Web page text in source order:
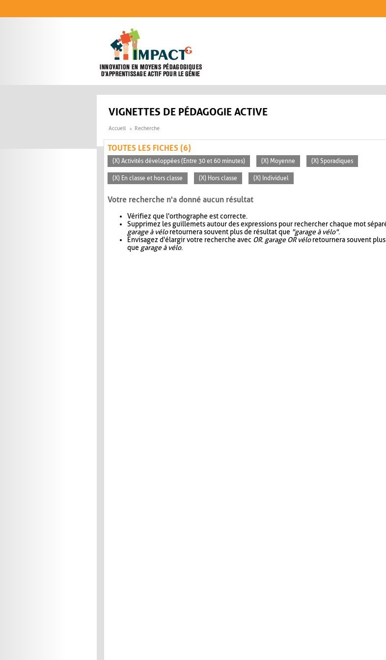
VIGNETTES DE PÉDAGOGIE ACTIVE
Accueil Recherche
TOUTES LES FICHES (6)
(X) Activités développées (Entre 30 et 60 minutes) (X) Moyenne (X) Sporadiques
(X) En classe et hors classe (X) Hors classe (X) Individuel
Votre recherche n'a donné aucun résultat
Vérifiez que l'orthographe est correcte.
Supprimez les guillemets autour des expressions pour rechercher chaque mot
garage à véloretournera souvent plus de résultat que "garage à vélo".
Envisagez d'élargir votre recherche avec OR. garage OR véloretournera souvent
que garage à vélo.